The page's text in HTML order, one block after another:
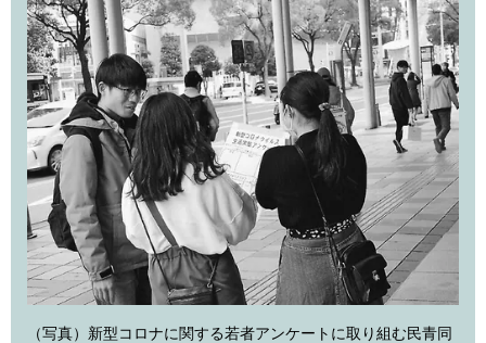
（写真）新型コロナに関する若者アンケートに取り組む民青同